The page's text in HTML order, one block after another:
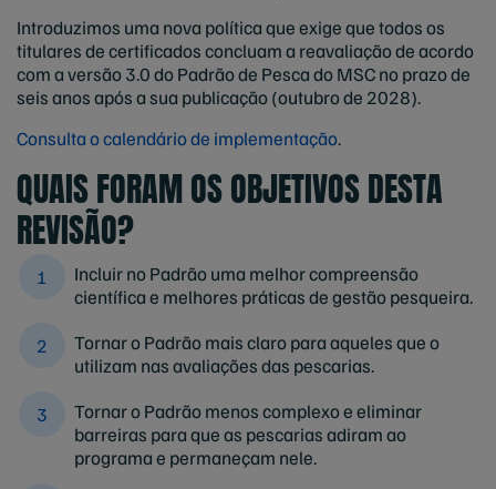
Introduzimos uma nova política que exige que todos os
titulares de certificados concluam a reavaliação de acordo
com a versão 3.0 do Padrão de Pesca do MSC no prazo de
seis anos após a sua publicação (outubro de 2028).
Consulta o calendário de implementação.
QUAIS FORAM OS OBJETIVOS DESTA
REVISÃO?
Incluir no Padrão uma melhor compreensão
científica e melhores práticas de gestão pesqueira.
Tornar o Padrão mais claro para aqueles que o
utilizam nas avaliações das pescarias.
Tornar o Padrão menos complexo e eliminar
barreiras para que as pescarias adiram ao
programa e permaneçam nele.